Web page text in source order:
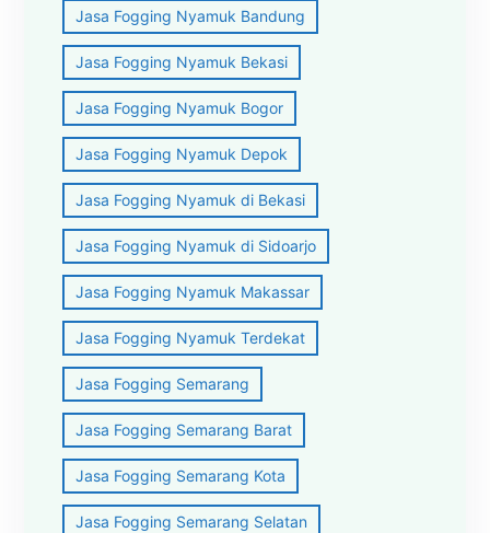
Jasa Fogging Nyamuk Bandung
Jasa Fogging Nyamuk Bekasi
Jasa Fogging Nyamuk Bogor
Jasa Fogging Nyamuk Depok
Jasa Fogging Nyamuk di Bekasi
Jasa Fogging Nyamuk di Sidoarjo
Jasa Fogging Nyamuk Makassar
Jasa Fogging Nyamuk Terdekat
Jasa Fogging Semarang
Jasa Fogging Semarang Barat
Jasa Fogging Semarang Kota
Jasa Fogging Semarang Selatan